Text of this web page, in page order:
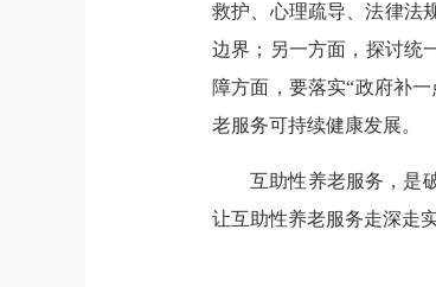
救护、心理疏导、法律法
边界；另一方面，探讨统
障方面，要落实“政府补
老服务可持续健康发展。
互助性养老服务，是
让互助性养老服务走深走